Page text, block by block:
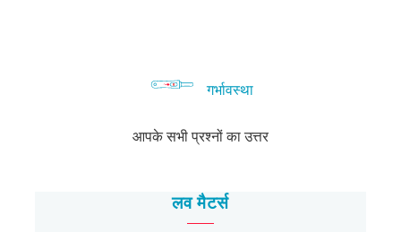
गर्भावस्था
आपके सभी प्रश्नों का उत्तर
लव मैटर्स